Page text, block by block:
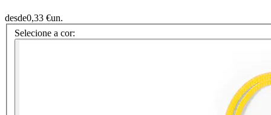
desde0,33 €un.
Selecione a cor: